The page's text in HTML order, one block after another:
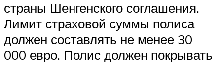
страны Шенгенского соглашения.
Лимит страховой суммы полиса
должен составлять не менее 30
000 евро. Полис должен покрывать